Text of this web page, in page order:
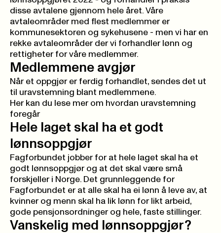
disse avtalene gjennom hele året. Våre
avtaleområder med flest medlemmer er
kommunesektoren og sykehusene - men vi har en
rekke avtaleområder der vi forhandler lønn og
rettigheter for våre medlemmer.
Medlemmene avgjør
Når et oppgjør er ferdig forhandlet, sendes det ut
til uravstemning blant medlemmene.
Her kan du lese mer om hvordan uravstemning
foregår
Hele laget skal ha et godt
lønnsoppgjør
Fagforbundet jobber for at hele laget skal ha et
godt lønnsoppgjørog at det skal være små
forskjeller i Norge. Det grunnleggende for
Fagforbundet er at alle skal ha ei lønn å leve av, at
kvinner og menn skal ha lik lønn for likt arbeid,
gode pensjonsordningerog hele, faste stillinger.
Vanskelig med lønnsoppgjør?